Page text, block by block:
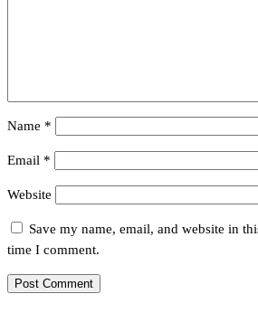
Name *
Email *
Website
Save my name, email, and website in
time I comment.